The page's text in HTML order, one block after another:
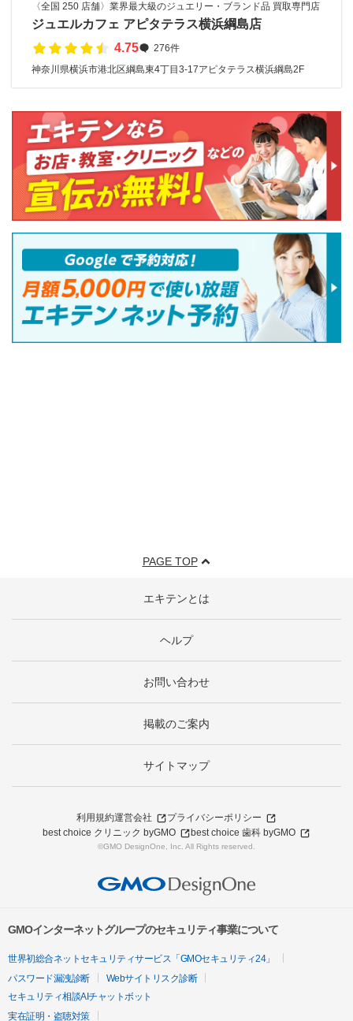
〈全国 250 店舗〉業界最大級のジュエリー・ブランド品 買取専門店
ジュエルカフェ アピタテラス横浜綱島店
4.75
276件
神奈川県横浜市港北区綱島東4丁目3-17アピタテラス横浜綱島2F
PAGE TOP
エキテンとは
ヘルプ
お問い合わせ
掲載のご案内
サイトマップ
利用規約運営会社
プライバシーポリシー
best choice クリニック byGMO
best choice 歯科 byGMO
©GMO DesignOne, Inc. All Rights reserved.
GMOインターネットグループのセキュリティ事業について
世界初総合ネットセキュリティサービス「GMOセキュリティ24」
パスワード漏洩診断
Webサイトリスク診断
セキュリティ相談AIチャットボット
実在証明・盗聴対策